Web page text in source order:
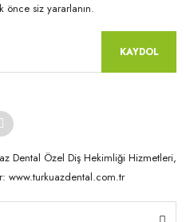
siz yararlanın.
KAYDOL
Dental Özel Diş Hekimliği Hizmetleri,
www.turkuazdental.com.tr